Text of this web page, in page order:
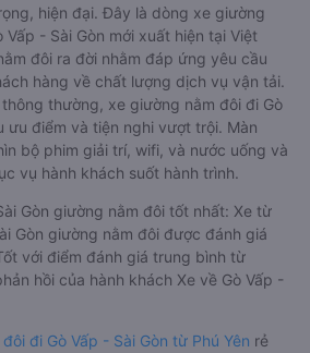
hiện đại. Đây là dòng xe giường
- Sài Gòn mới xuất hiện tại Việt
đôi ra đời nhằm đáp ứng yêu cầu
hàng về chất lượng dịch vụ vận tải.
thường, xe giường nằm đôi đi Gò
ưu điểm và tiện nghi vượt trội. Màn
bộ phim giải trí, wifi, và nước uống và
vụ hành khách suốt hành trình.
Gòn giường nằm đôi tốt nhất: Xe từ
Gòn giường nằm đôi được đánh giá
với điểm đánh giá trung bình từ
hồi của hành khách Xe về Gò Vấp -
đi Gò Vấp - Sài Gòn từ Phú Yên rẻ